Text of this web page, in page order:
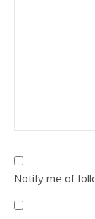
Notify me of